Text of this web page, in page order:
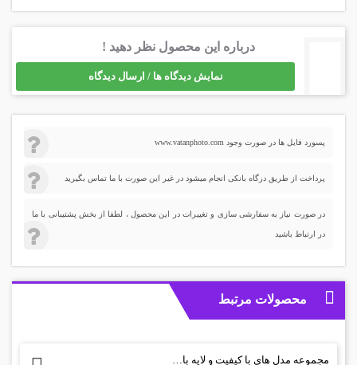
درباره این محصول نظر دهید !
نمایش دیدگاه ها / ارسال دیدگاه
پسورد فایل ها در صورت وجود www.vatanphoto.com
پرداخت از طریق درگاه بانکی انجام میشود در غیر این صورت با ما تماس بگیرید
در صورت نیاز به سفارشی سازی و تغییرات در این محصول ، لطفا از بخش پشتیبانی با ما
در ارتباط باشید
محصولات مرتبط